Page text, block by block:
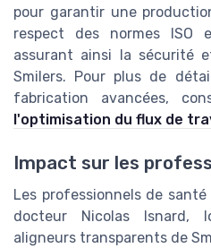
pour garantir une
respect des normes ISO
assurant ainsi la sécurité
Smilers. Pour plus de
fabrication avancées,
l'optimisation du flux de
Impact sur les
Les professionnels de
docteur Nicolas Isnard,
aligneurs transparents de